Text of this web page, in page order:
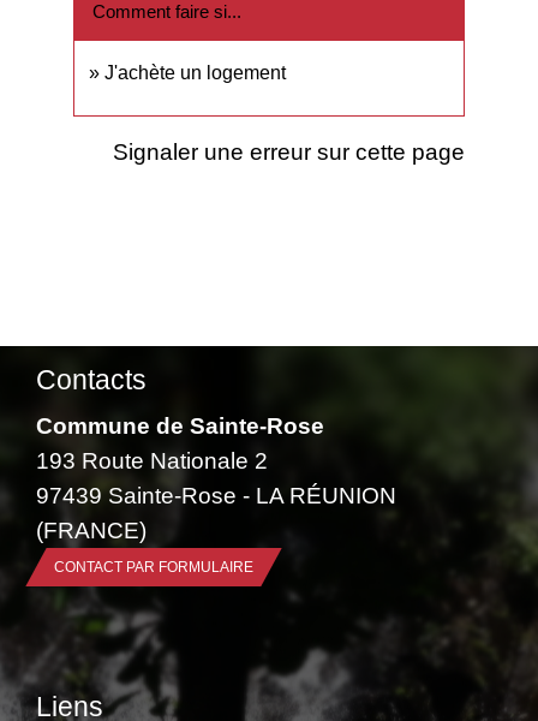
Comment faire si...
J'achète un logement
Signaler une erreur sur cette page
Contacts
Commune de Sainte-Rose
193 Route Nationale 2
97439 Sainte-Rose - LA RÉUNION
(FRANCE)
CONTACT PAR FORMULAIRE
Liens